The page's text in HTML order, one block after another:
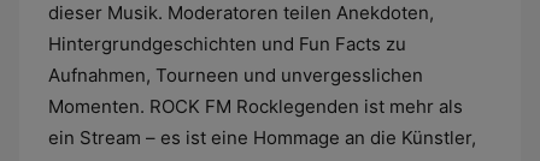
dieser Musik. Moderatoren teilen Anekdoten,
Hintergrundgeschichten und Fun Facts zu
Aufnahmen, Tourneen und unvergesslichen
Momenten. ROCK FM Rocklegenden ist mehr als
ein Stream – es ist eine Hommage an die Künstler,